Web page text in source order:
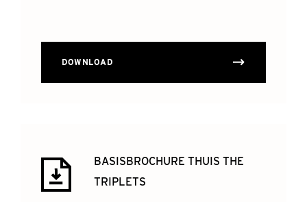
DOWNLOAD
BASISBROCHURE THUIS THE
TRIPLETS